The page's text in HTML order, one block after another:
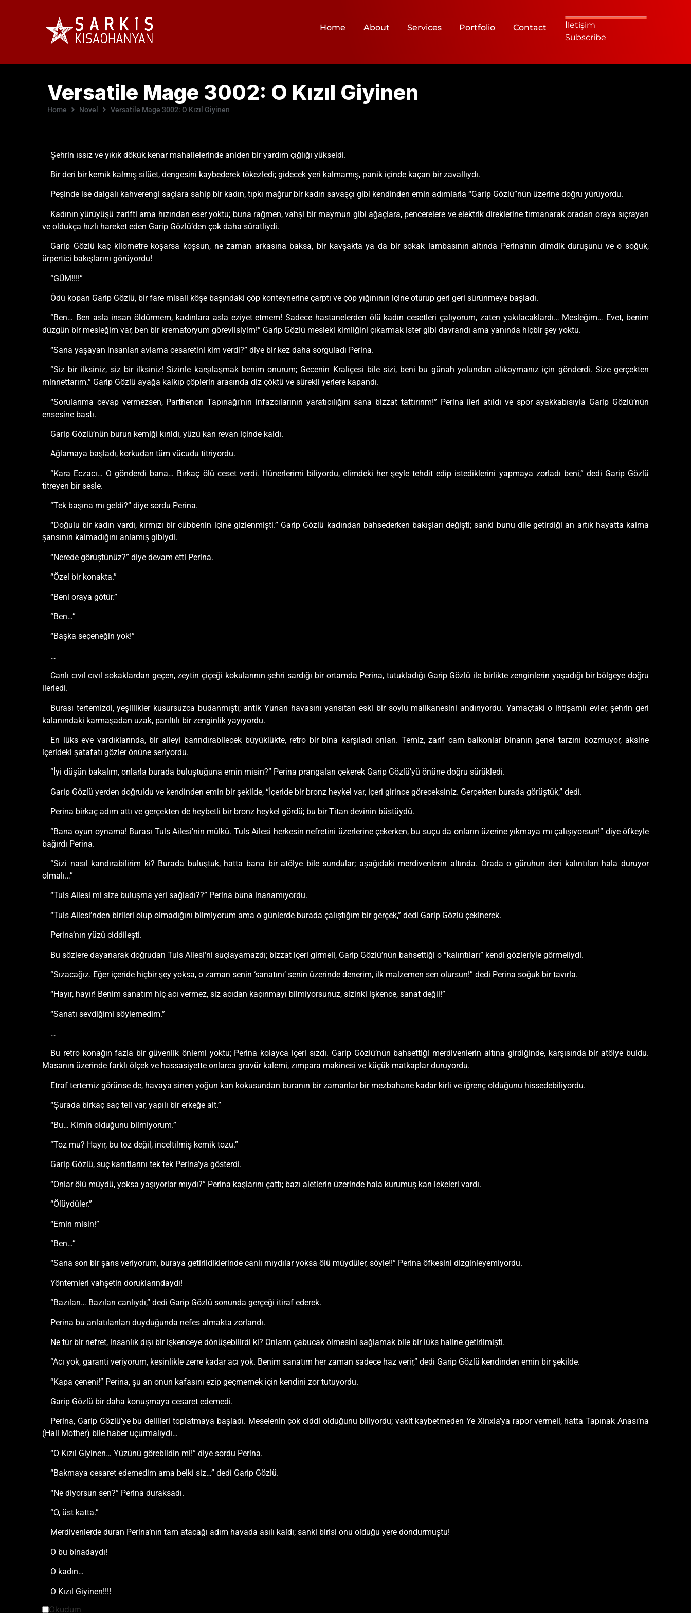
Home About Services Portfolio Contact
İletişim
Subscribe
Versatile Mage 3002: O Kızıl Giyinen
Home Novel Versatile Mage 3002: O Kızıl Giyinen
Şehrin ıssız ve yıkık dökük kenar mahallelerinde aniden bir yardım çığlığı yükseldi.
Bir deri bir kemik kalmış silüet, dengesini kaybederek tökezledi; gidecek yeri kalmamış, panik içinde kaçan bir zavallıydı.
Peşinde ise dalgalı kahverengi saçlara sahip bir kadın, tıpkı mağrur bir kadın savaşçı gibi kendinden emin adımlarla “Garip Gözlü”nün üzerine doğru yürüyordu.
Kadının yürüyüşü zarifti ama hızından eser yoktu; buna rağmen, vahşi bir maymun gibi ağaçlara, pencerelere ve elektrik direklerine tırmanarak oradan oraya sıçrayan
ve oldukça hızlı hareket eden Garip Gözlü’den çok daha süratliydi.
Garip Gözlü kaç kilometre koşarsa koşsun, ne zaman arkasına baksa, bir kavşakta ya da bir sokak lambasının altında Perina’nın dimdik duruşunu ve o soğuk,
ürpertici bakışlarını görüyordu!
“GÜM!!!!”
Ödü kopan Garip Gözlü, bir fare misali köşe başındaki çöp konteynerine çarptı ve çöp yığınının içine oturup geri geri sürünmeye başladı.
“Ben… Ben asla insan öldürmem, kadınlara asla eziyet etmem! Sadece hastanelerden ölü kadın cesetleri çalıyorum, zaten yakılacaklardı… Mesleğim… Evet, benim
düzgün bir mesleğim var, ben bir krematoryum görevlisiyim!” Garip Gözlü mesleki kimliğini çıkarmak ister gibi davrandı ama yanında hiçbir şey yoktu.
“Sana yaşayan insanları avlama cesaretini kim verdi?” diye bir kez daha sorguladı Perina.
“Siz bir ilksiniz, siz bir ilksiniz! Sizinle karşılaşmak benim onurum; Gecenin Kraliçesi bile sizi, beni bu günah yolundan alıkoymanız için gönderdi. Size gerçekten
minnettarım.” Garip Gözlü ayağa kalkıp çöplerin arasında diz çöktü ve sürekli yerlere kapandı.
“Sorularıma cevap vermezsen, Parthenon Tapınağı’nın infazcılarının yaratıcılığını sana bizzat tattırırım!” Perina ileri atıldı ve spor ayakkabısıyla Garip Gözlü’nün
ensesine bastı.
Garip Gözlü’nün burun kemiği kırıldı, yüzü kan revan içinde kaldı.
Ağlamaya başladı, korkudan tüm vücudu titriyordu.
“Kara Eczacı… O gönderdi bana… Birkaç ölü ceset verdi. Hünerlerimi biliyordu, elimdeki her şeyle tehdit edip istediklerini yapmaya zorladı beni,” dedi Garip Gözlü
titreyen bir sesle.
“Tek başına mı geldi?” diye sordu Perina.
“Doğulu bir kadın vardı, kırmızı bir cübbenin içine gizlenmişti.” Garip Gözlü kadından bahsederken bakışları değişti; sanki bunu dile getirdiği an artık hayatta kalma
şansının kalmadığını anlamış gibiydi.
“Nerede görüştünüz?” diye devam etti Perina.
“Özel bir konakta.”
“Beni oraya götür.”
“Ben…”
“Başka seçeneğin yok!”
…
Canlı cıvıl cıvıl sokaklardan geçen, zeytin çiçeği kokularının şehri sardığı bir ortamda Perina, tutukladığı Garip Gözlü ile birlikte zenginlerin yaşadığı bir bölgeye doğru
ilerledi.
Burası tertemizdi, yeşillikler kusursuzca budanmıştı; antik Yunan havasını yansıtan eski bir soylu malikanesini andırıyordu. Yamaçtaki o ihtişamlı evler, şehrin geri
kalanındaki karmaşadan uzak, parıltılı bir zenginlik yayıyordu.
En lüks eve vardıklarında, bir aileyi barındırabilecek büyüklükte, retro bir bina karşıladı onları. Temiz, zarif cam balkonlar binanın genel tarzını bozmuyor, aksine
içerideki şatafatı gözler önüne seriyordu.
“İyi düşün bakalım, onlarla burada buluştuğuna emin misin?” Perina prangaları çekerek Garip Gözlü’yü önüne doğru sürükledi.
Garip Gözlü yerden doğruldu ve kendinden emin bir şekilde, “İçeride bir bronz heykel var, içeri girince göreceksiniz. Gerçekten burada görüştük,” dedi.
Perina birkaç adım attı ve gerçekten de heybetli bir bronz heykel gördü; bu bir Titan devinin büstüydü.
“Bana oyun oynama! Burası Tuls Ailesi’nin mülkü. Tuls Ailesi herkesin nefretini üzerlerine çekerken, bu suçu da onların üzerine yıkmaya mı çalışıyorsun!” diye öfkeyle
bağırdı Perina.
“Sizi nasıl kandırabilirim ki? Burada buluştuk, hatta bana bir atölye bile sundular; aşağıdaki merdivenlerin altında. Orada o güruhun deri kalıntıları hala duruyor
olmalı…”
“Tuls Ailesi mi size buluşma yeri sağladı??” Perina buna inanamıyordu.
“Tuls Ailesi’nden birileri olup olmadığını bilmiyorum ama o günlerde burada çalıştığım bir gerçek,” dedi Garip Gözlü çekinerek.
Perina’nın yüzü ciddileşti.
Bu sözlere dayanarak doğrudan Tuls Ailesi’ni suçlayamazdı; bizzat içeri girmeli, Garip Gözlü’nün bahsettiği o “kalıntıları” kendi gözleriyle görmeliydi.
“Sızacağız. Eğer içeride hiçbir şey yoksa, o zaman senin ‘sanatını’ senin üzerinde denerim, ilk malzemen sen olursun!” dedi Perina soğuk bir tavırla.
“Hayır, hayır! Benim sanatım hiç acı vermez, siz acıdan kaçınmayı bilmiyorsunuz, sizinki işkence, sanat değil!”
“Sanatı sevdiğimi söylemedim.”
…
Bu retro konağın fazla bir güvenlik önlemi yoktu; Perina kolayca içeri sızdı. Garip Gözlü’nün bahsettiği merdivenlerin altına girdiğinde, karşısında bir atölye buldu.
Masanın üzerinde farklı ölçek ve hassasiyette onlarca gravür kalemi, zımpara makinesi ve küçük matkaplar duruyordu.
Etraf tertemiz görünse de, havaya sinen yoğun kan kokusundan buranın bir zamanlar bir mezbahane kadar kirli ve iğrenç olduğunu hissedebiliyordu.
“Şurada birkaç saç teli var, yapılı bir erkeğe ait.”
“Bu… Kimin olduğunu bilmiyorum.”
“Toz mu? Hayır, bu toz değil, inceltilmiş kemik tozu.”
Garip Gözlü, suç kanıtlarını tek tek Perina’ya gösterdi.
“Onlar ölü müydü, yoksa yaşıyorlar mıydı?” Perina kaşlarını çattı; bazı aletlerin üzerinde hala kurumuş kan lekeleri vardı.
“Ölüydüler.”
“Emin misin!”
“Ben…”
“Sana son bir şans veriyorum, buraya getirildiklerinde canlı mıydılar yoksa ölü müydüler, söyle!!” Perina öfkesini dizginleyemiyordu.
Yöntemleri vahşetin doruklarındaydı!
“Bazıları… Bazıları canlıydı,” dedi Garip Gözlü sonunda gerçeği itiraf ederek.
Perina bu anlatılanları duyduğunda nefes almakta zorlandı.
Ne tür bir nefret, insanlık dışı bir işkenceye dönüşebilirdi ki? Onların çabucak ölmesini sağlamak bile bir lüks haline getirilmişti.
“Acı yok, garanti veriyorum, kesinlikle zerre kadar acı yok. Benim sanatım her zaman sadece haz verir,” dedi Garip Gözlü kendinden emin bir şekilde.
“Kapa çeneni!” Perina, şu an onun kafasını ezip geçmemek için kendini zor tutuyordu.
Garip Gözlü bir daha konuşmaya cesaret edemedi.
Perina, Garip Gözlü’ye bu delilleri toplatmaya başladı. Meselenin çok ciddi olduğunu biliyordu; vakit kaybetmeden Ye Xinxia’ya rapor vermeli, hatta Tapınak Anası’na
(Hall Mother) bile haber uçurmalıydı…
“O Kızıl Giyinen… Yüzünü görebildin mi!” diye sordu Perina.
“Bakmaya cesaret edemedim ama belki siz…” dedi Garip Gözlü.
“Ne diyorsun sen?” Perina duraksadı.
“O, üst katta.”
Merdivenlerde duran Perina’nın tam atacağı adım havada asılı kaldı; sanki birisi onu olduğu yere dondurmuştu!
O bu binadaydı!
O kadın…
O Kızıl Giyinen!!!!
Okudum